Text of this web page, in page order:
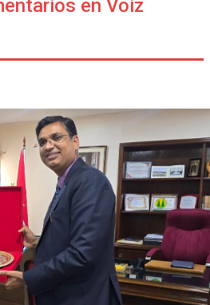
en Voiz